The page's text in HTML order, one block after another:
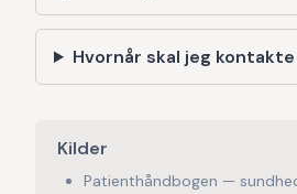
Hvornår skal jeg
Kilder
Patienthåndbogen —